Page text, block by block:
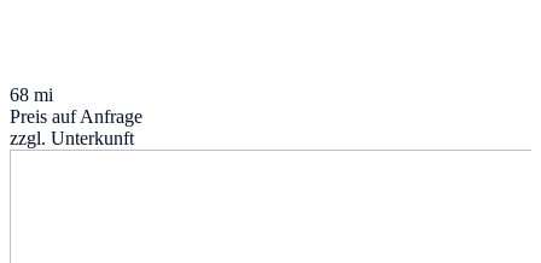
68 mi
Preis auf Anfrage
zzgl. Unterkunft